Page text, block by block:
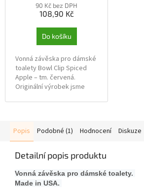
90 Kč bez DPH
108,90 Kč
Do košíku
Vonná závěska pro dámské
toalety Bowl Clip Spiced
Apple – tm. červená.
Originální výrobek jsme
skořice a hřebíček posílené
tóny broskví, hrušky,
lesních plodů a pomeranče.
V srdci vůně se skrývá
akord složený z jasmínu,
ylang ylang a pižma. Tato
Popis Podobné (1) Hodnocení Diskuze
Detailní popis produktu
Vonná závěska pro dámské toalety.
Made in USA.